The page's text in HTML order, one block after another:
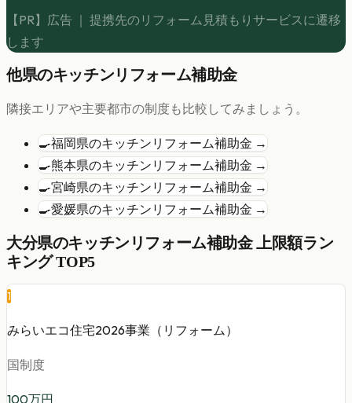
【PR】広告 ｜ 提携先のリフォーム見積もりサービスに遷移
します
他県のキッチンリフォーム補助金
隣接エリアや主要都市の制度も比較してみましょう。
🍳福岡県のキッチンリフォーム補助金 →
🍳熊本県のキッチンリフォーム補助金 →
🍳宮崎県のキッチンリフォーム補助金 →
🍳愛媛県のキッチンリフォーム補助金 →
大分県のキッチンリフォーム補助金 上限額ラン
キング TOP5
1
みらいエコ住宅2026事業（リフォーム）
国制度
100万円